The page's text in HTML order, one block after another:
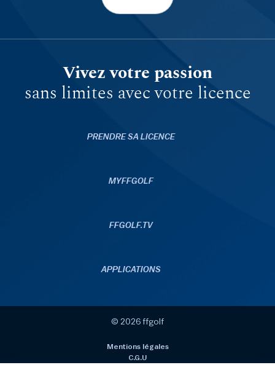
Vivez votre passion
sans limites avec votre licence
PRENDRE SA LICENCE
MYFFGOLF
FFGOLF.TV
APPLICATIONS
© 2026 ffgolf
Mentions légales
C.G.U